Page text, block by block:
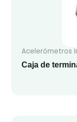
Acelerómetros
Caja de